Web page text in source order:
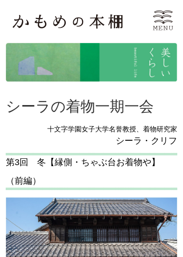
シーラの着物一期一会
十文字学園女子大学名誉教授、着物研究家
シーラ・クリフ
第3回 冬【縁側・ちゃぶ台お着物や】
（前編）